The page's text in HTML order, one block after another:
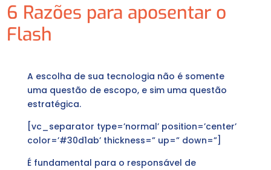
6 Razões para aposentar o
Flash
A escolha de sua tecnologia não é somente
uma questão de escopo, e sim uma questão
estratégica.
[vc_separator type=’normal’ position=’center’
color=’#30d1ab’ thickness=” up=” down=”]
É fundamental para o responsável de